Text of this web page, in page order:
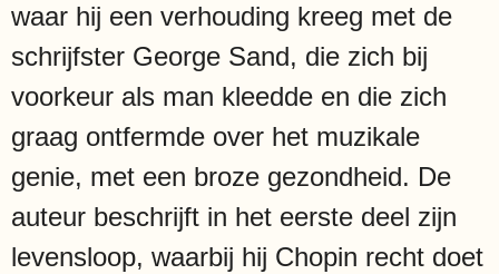
waar hij een verhouding kreeg met de
schrijfster George Sand, die zich bij
voorkeur als man kleedde en die zich
graag ontfermde over het muzikale
genie, met een broze gezondheid. De
auteur beschrijft in het eerste deel zijn
levensloop, waarbij hij Chopin recht doet